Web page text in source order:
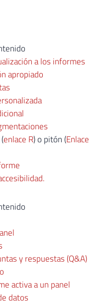
a los informes
apropiado
enlace R) o pitón (Enlace
y respuestas (Q&A)
activa a un panel
datos